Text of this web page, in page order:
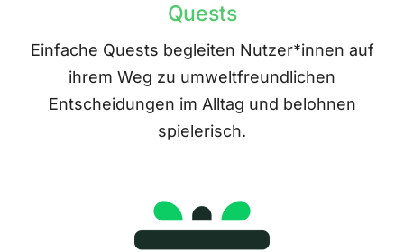
Quests
Einfache Quests begleiten Nutzer*innen auf
ihrem Weg zu umweltfreundlichen
Entscheidungen im Alltag und belohnen
spielerisch.